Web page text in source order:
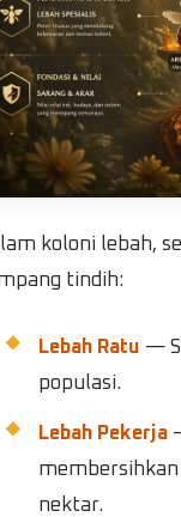
koloni lebah,
tindih:
Lebah Ratu —
populasi.
Lebah Pekerja
nektar.